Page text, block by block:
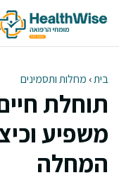
לתוכן
בית› מחלות ותסמינים
משפיע
המחלה